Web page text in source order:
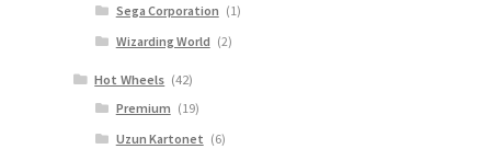
Sega Corporation (1)
Wizarding World (2)
Hot Wheels (42)
Premium (19)
Uzun Kartonet (6)